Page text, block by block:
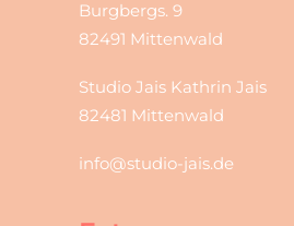
Burgbergs. 9
82491 Mittenwald
Studio Jais Kathrin Jais
82481 Mittenwald
info@studio-jais.de